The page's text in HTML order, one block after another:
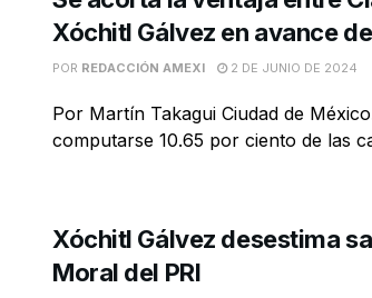
Xóchitl Gálvez en avance
POR REDACCIÓN AMEXI 2 DE JUNIO DE 2024
Por Martín Takagui Ciudad de
computarse 10.65 por ciento de las
Xóchitl Gálvez desestima
Moral del PRI